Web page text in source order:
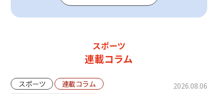
スポーツ
連載コラム
スポーツ 連載コラム 2026.08.06